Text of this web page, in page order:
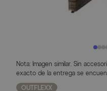
Nota: Imagen similar. Sin
exacto de la entrega se
OUTFLEXX